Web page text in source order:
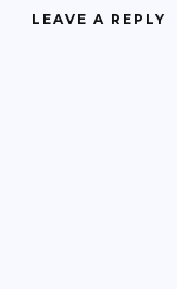
LEAVE A REPLY